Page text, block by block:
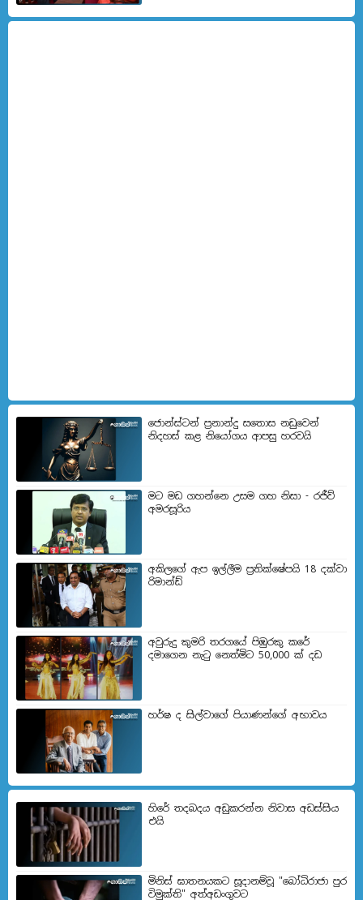
ජොන්ස්ටන් ප්‍රනාන්දු සතොස නඩුවෙන්
නිදහස් කළ නියෝගය ආපසු හරවයි
මට මඩ ගහන්නෙ උසම ගහ නිසා - රජීව්
අමරසූරිය
අකිලගේ ඇප ඉල්ලීම ප්‍රතික්ෂේපයි 18 දක්වා
රිමාන්ඩ්
අවුරුදු කුමරි තරගයේ පිඹුරකු කරේ
දමාගෙන නැටු නෙත්මිට 50,000 ක් දඩ
හර්ෂ ද සිල්වාගේ පියාණන්ගේ අභාවය
හිරේ තදබදය අඩුකරන්න නිවාස අඩස්සිය
එයි
මිනිස් ඝාතනයකට සූදානම්වූ "බෝධිරාජා පුර
විමුක්ති" අත්අඩංගුවට